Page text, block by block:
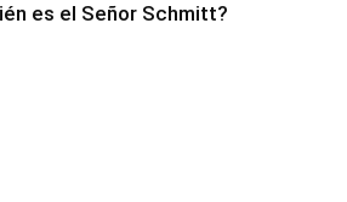
es el Señor Schmitt?